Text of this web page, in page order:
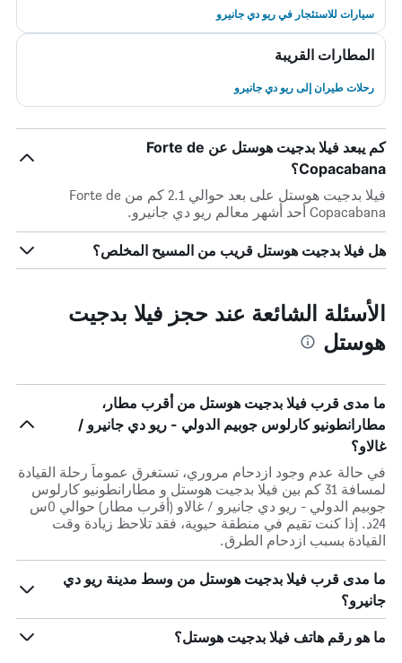
سيارات للاستئجار في ريو دي جانيرو
المطارات القريبة
رحلات طيران إلى ريو دي جانيرو
كم يبعد فيلا بدجيت هوستل عن Forte de
Copacabana؟
فيلا بدجيت هوستل على بعد حوالي 2.1 كم من Forte de
Copacabana أحد أشهر معالم ريو دي جانيرو.
هل فيلا بدجيت هوستل قريب من المسيح المخلص؟
الأسئلة الشائعة عند حجز فيلا بدجيت
هوستل
ما مدى قرب فيلا بدجيت هوستل من أقرب مطار،
مطارانطونيو كارلوس جوبيم الدولي - ريو دي جانيرو /
غالاو؟
في حالة عدم وجود ازدحام مروري، تستغرق عموماً رحلة القيادة
لمسافة 31 كم بين فيلا بدجيت هوستل و مطارانطونيو كارلوس
جوبيم الدولي - ريو دي جانيرو / غالاو (أقرب مطار) حوالي 0س
24د. إذا كنت تقيم في منطقة حيوية، فقد تلاحظ زيادة وقت
القيادة بسبب ازدحام الطرق.
ما مدى قرب فيلا بدجيت هوستل من وسط مدينة ريو دي
جانيرو؟
ما هو رقم هاتف فيلا بدجيت هوستل؟